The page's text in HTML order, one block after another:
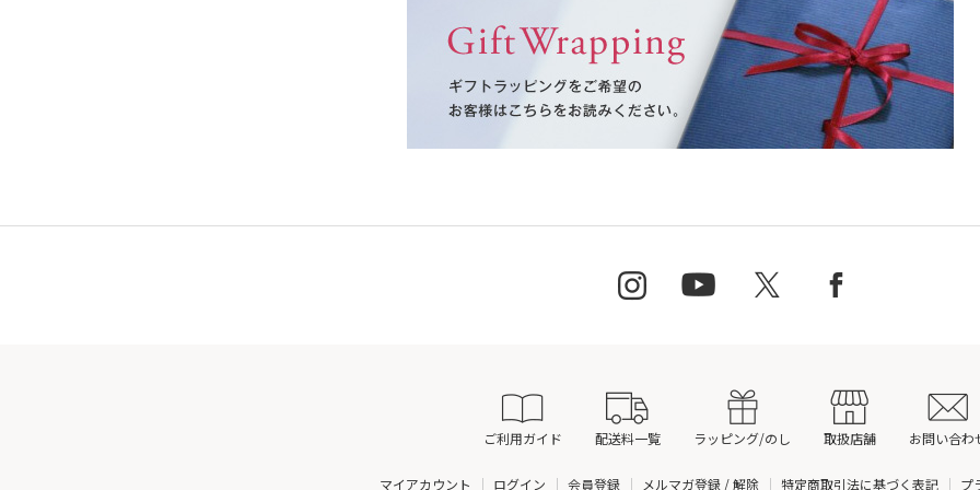
ご利用ガイド 配送料一覧 ラッピング/のし 取扱店舗 お問い合わ
マイアカウント ログイン 会員登録 メルマガ登録 / 解除 特定商取引法に基づく表記 プ